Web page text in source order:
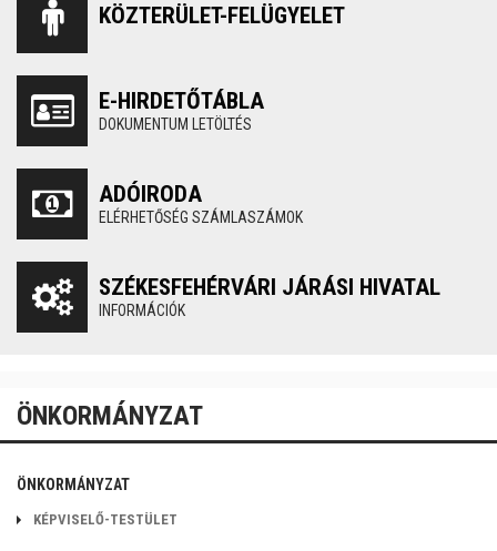
KÖZTERÜLET-FELÜGYELET
E-HIRDETŐTÁBLA
DOKUMENTUM LETÖLTÉS
ADÓIRODA
ELÉRHETŐSÉG SZÁMLASZÁMOK
SZÉKESFEHÉRVÁRI JÁRÁSI HIVATAL
INFORMÁCIÓK
ÖNKORMÁNYZAT
ÖNKORMÁNYZAT
KÉPVISELŐ-TESTÜLET